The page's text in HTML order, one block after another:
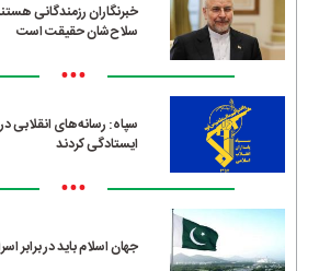
خبرنگاران رزمندگانی
سلاح‌شان حقیقت است
•••
سپاه: رسانه‌های انقلابی
ایستادگی کردند
•••
جهان اسلام باید در برابر